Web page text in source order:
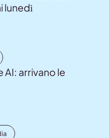
lunedì
AI: arrivano le